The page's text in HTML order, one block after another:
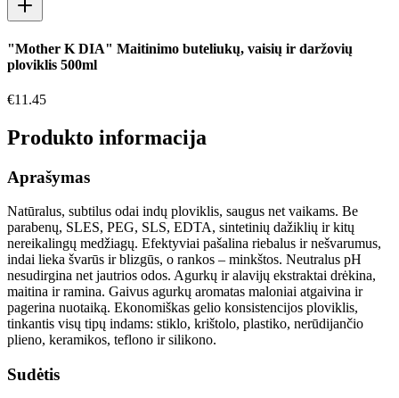
"Mother K DIA" Maitinimo buteliukų, vaisių ir daržovių
ploviklis 500ml
€11.45
Produkto informacija
Aprašymas
Natūralus, subtilus odai indų ploviklis, saugus net vaikams. Be
parabenų, SLES, PEG, SLS, EDTA, sintetinių dažiklių ir kitų
nereikalingų medžiagų. Efektyviai pašalina riebalus ir nešvarumus,
indai lieka švarūs ir blizgūs, o rankos – minkštos. Neutralus pH
nesudirgina net jautrios odos. Agurkų ir alavijų ekstraktai drėkina,
maitina ir ramina. Gaivus agurkų aromatas maloniai atgaivina ir
pagerina nuotaiką. Ekonomiškas gelio konsistencijos ploviklis,
tinkantis visų tipų indams: stiklo, krištolo, plastiko, nerūdijančio
plieno, keramikos, teflono ir silikono.
Sudėtis